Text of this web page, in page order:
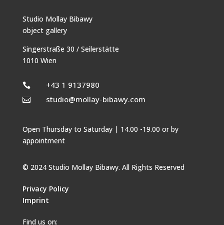
Studio Mollay Bibawy
object gallery
Singerstraße 30 / Seilerstätte
1010 Wien
 +43 1 9137980
 studio@mollay-bibawy.com
Open Thursday to Saturday | 14.00 -19.00 or by
appointment
© 2024 Studio Mollay Bibawy. All Rights Reserved
Privacy Policy
Imprint
Find us on: